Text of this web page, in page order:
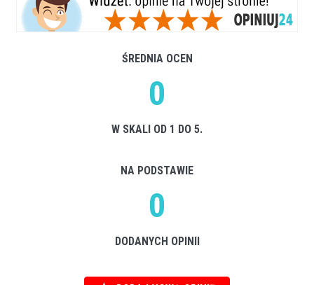
ŚREDNIA OCEN
0
W SKALI OD 1 DO 5.
NA PODSTAWIE
0
DODANYCH OPINII